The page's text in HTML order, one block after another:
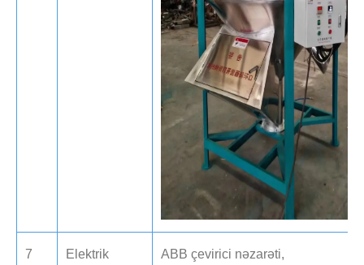
7
Elektrik
ABB çevirici nəzarəti,